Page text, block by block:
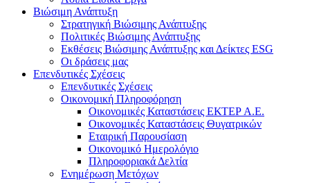
Βιώσιμη Ανάπτυξη
Στρατηγική Βιώσιμης Ανάπτυξης
Πολιτικές Βιώσιμης Ανάπτυξης
Εκθέσεις Βιώσιμης Ανάπτυξης και Δείκτες ESG
Οι δράσεις μας
Επενδυτικές Σχέσεις
Επενδυτικές Σχέσεις
Οικονομική Πληροφόρηση
Οικονομικές Καταστάσεις ΕΚΤΕΡ Α.Ε.
Οικονομικές Καταστάσεις Θυγατρικών
Εταιρική Παρουσίαση
Οικονομικό Ημερολόγιο
Πληροφοριακά Δελτία
Ενημέρωση Μετόχων